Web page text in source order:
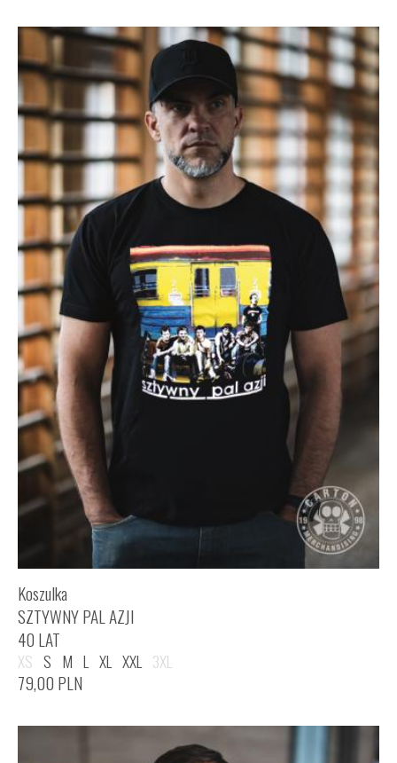
Koszulka
SZTYWNY PAL AZJI
40 LAT
XS S M L XL XXL 3XL
79,00 PLN